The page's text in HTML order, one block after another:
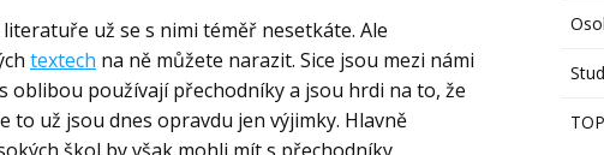
už se s nimi téměř nesetkáte. Ale
textech na ně můžete narazit. Sice jsou mezi námi
oblibou používají přechodníky a jsou hrdi na to, že
to už jsou dnes opravdu jen výjimky. Hlavně